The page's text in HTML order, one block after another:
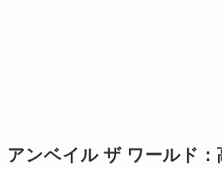
アンベイル ザ ワールド